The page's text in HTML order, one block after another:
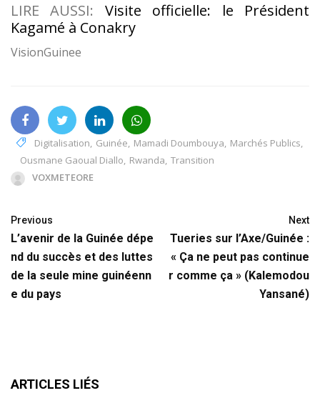
LIRE AUSSI: Visite officielle: le Président
Kagamé à Conakry
VisionGuinee
Digitalisation, Guinée, Mamadi Doumbouya, Marchés Publics,
Ousmane Gaoual Diallo, Rwanda, Transition
VOXMETEORE
Previous
L’avenir de la Guinée dépe
nd du succès et des luttes
de la seule mine guinéenn
e du pays
Next
Tueries sur l’Axe/Guinée :
« Ça ne peut pas continue
r comme ça » (Kalemodou
Yansané)
ARTICLES LIÉS